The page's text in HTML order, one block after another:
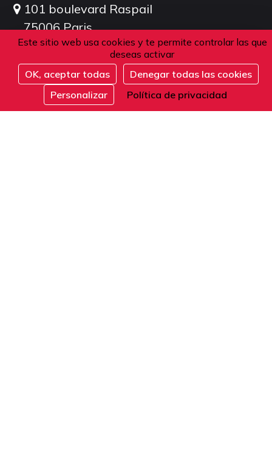
Este sitio web usa cookies y te permite controlar las que
deseas activar
OK, aceptar todas
Denegar todas las cookies
Personalizar
Política de privacidad
Completo
101 boulevard Raspail
75006 Paris
Francia
Teléfono